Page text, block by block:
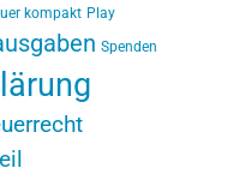
kompakt Play
Spenden